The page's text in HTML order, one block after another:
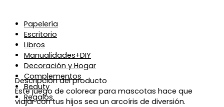
Papelería
Escritorio
Libros
Manualidades+DIY
Decoración y Hogar
Complementos
Beauty
Regalos
Descripción del producto
Este juego de colorear para mascotas hace que
viajar con tus hijos sea un arcoíris de diversión.